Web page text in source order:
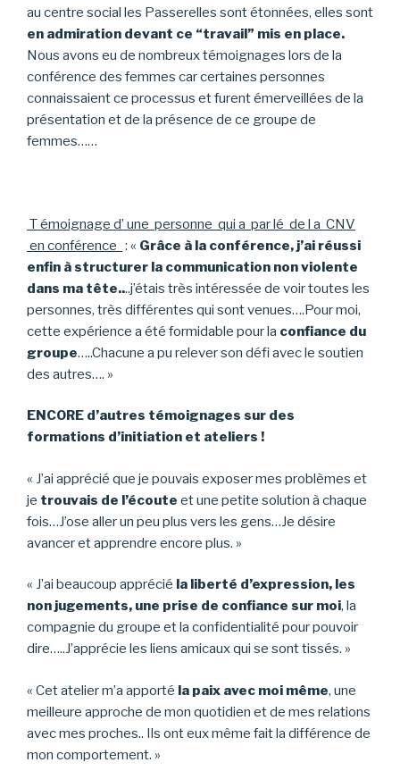
au centre social les Passerelles sont étonnées, elles sont
en admiration devant ce “travail” mis en place.
Nous avons eu de nombreux témoignages lors de la
conférence des femmes car certaines personnes
connaissaient ce processus et furent émerveillées de la
présentation et de la présence de ce groupe de
femmes……
T émoignage d’ une personne qui a par lé de l a CNV
en conférence : « Grâce à la conférence, j’ai réussi
enfin à structurer la communication non violente
dans ma tête....j’étais très intéressée de voir toutes les
personnes, très différentes qui sont venues….Pour moi,
cette expérience a été formidable pour la confiance du
groupe…..Chacune a pu relever son défi avec le soutien
des autres…. »
ENCORE d’autres témoignages sur des
formations d’initiation et ateliers !
« J’ai apprécié que je pouvais exposer mes problèmes et
je trouvais de l’écoute et une petite solution à chaque
fois…J’ose aller un peu plus vers les gens…Je désire
avancer et apprendre encore plus. »
« J’ai beaucoup apprécié la liberté d’expression, les
non jugements, une prise de confiance sur moi, la
compagnie du groupe et la confidentialité pour pouvoir
dire…..J’apprécie les liens amicaux qui se sont tissés. »
« Cet atelier m’a apporté la paix avec moi même, une
meilleure approche de mon quotidien et de mes relations
avec mes proches.. Ils ont eux même fait la différence de
mon comportement. »